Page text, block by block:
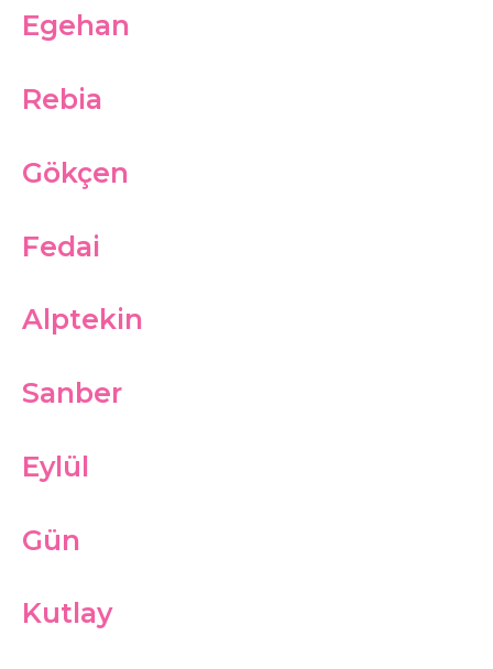
Egehan
Rebia
Gökçen
Fedai
Alptekin
Sanber
Eylül
Gün
Kutlay